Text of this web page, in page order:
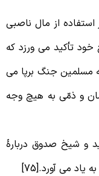
از مال ناصبی
تأکید می ورزد که
جنگ برپا می
و ذمّی به هیچ وجه
و شیخ صدوق دربارۀ
می آورد.[75]